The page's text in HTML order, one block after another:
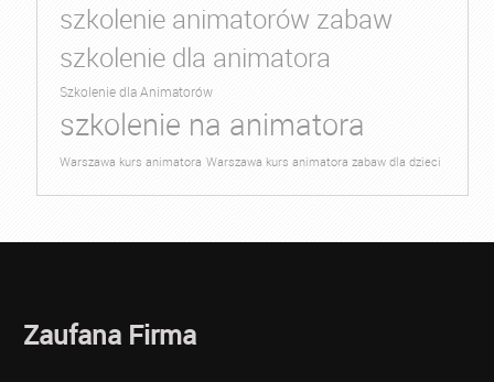
szkolenie animatorów zabaw
szkolenie dla animatora
Szkolenie dla Animatorów
szkolenie na animatora
Warszawa kurs animatora Warszawa kurs animatora zabaw dla dzieci
Zaufana Firma